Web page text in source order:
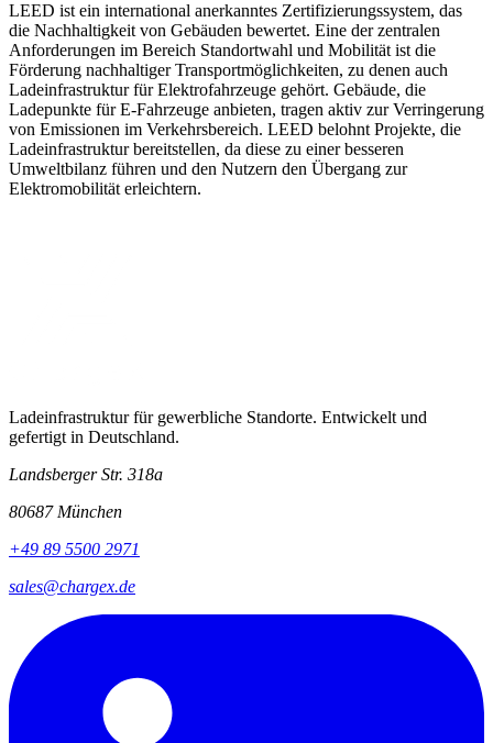
LEED ist ein international anerkanntes Zertifizierungssystem, das
die Nachhaltigkeit von Gebäuden bewertet. Eine der zentralen
Anforderungen im Bereich Standortwahl und Mobilität ist die
Förderung nachhaltiger Transportmöglichkeiten, zu denen auch
Ladeinfrastruktur für Elektrofahrzeuge gehört. Gebäude, die
Ladepunkte für E-Fahrzeuge anbieten, tragen aktiv zur Verringerung
von Emissionen im Verkehrsbereich. LEED belohnt Projekte, die
Ladeinfrastruktur bereitstellen, da diese zu einer besseren
Umweltbilanz führen und den Nutzern den Übergang zur
Elektromobilität erleichtern.
Ladeinfrastruktur für gewerbliche Standorte. Entwickelt und
gefertigt in Deutschland.
Landsberger Str. 318a
80687 München
+49 89 5500 2971
sales@chargex.de